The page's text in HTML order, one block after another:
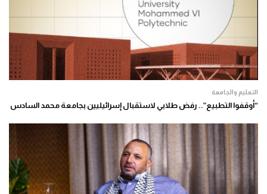
التعليم والجامعة
“أوقفوا التطبيع”.. رفض طلابي لاستقبال إسرائيليين بجامعة محمد السادس